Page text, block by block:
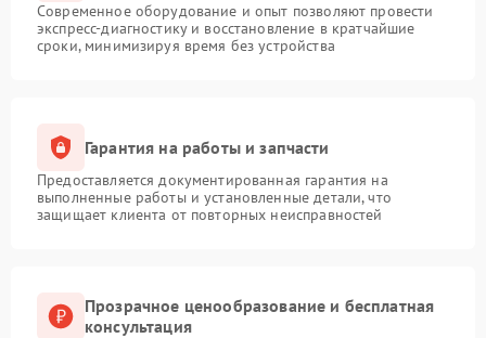
Современное оборудование и опыт позволяют провести
экспресс-диагностику и восстановление в кратчайшие
сроки, минимизируя время без устройства
Гарантия на работы и запчасти
Предоставляется документированная гарантия на
выполненные работы и установленные детали, что
защищает клиента от повторных неисправностей
Прозрачное ценообразование и бесплатная
консультация